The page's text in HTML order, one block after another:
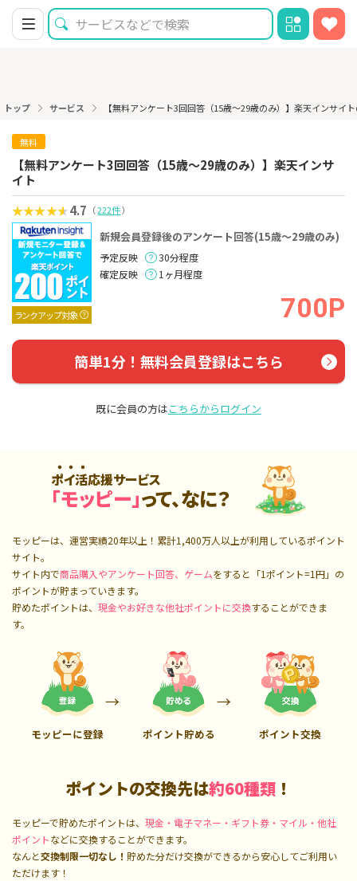
トップ サービス 【無料アンケート3回回答（15歳〜29歳のみ）】楽天インサイ
無料
【無料アンケート3回回答（15歳〜29歳のみ）】楽天インサ
イト
4.7 （222件）
ランクアップ対象
新規会員登録後のアンケート回答(15歳〜29歳のみ)
予定反映
30分程度
確定反映
1ヶ月程度
700P
簡単1分！無料会員登録はこちら
既に会員の方はこちらからログイン
ポイ活応援サービス
「モッピー」って、なに？
モッピーは、運営実績20年以上！累計1,400万人以上が利用しているポイント
サイト。
サイト内で商品購入やアンケート回答、ゲームをすると「1ポイント=1円」の
ポイントが貯まっていきます。
貯めたポイントは、 現金やお好きな他社ポイントに交換することができま
す。
モッピーに登録 ポイント貯める ポイント交換
ポイントの交換先は約60種類 ！
モッピーで貯めたポイントは、 現金・電子マネー・ギフト券・マイル・他社
ポイントなどに交換することができます。
なんと交換制限一切なし！ 貯めた分だけ交換ができるから安心してご利用い
ただけます！